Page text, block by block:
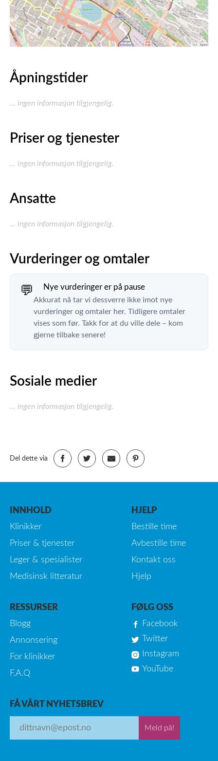
Åpningstider
... ingen informasjon tilgjengelig.
Priser og tjenester
... ingen informasjon tilgjengelig.
Ansatte
... ingen informasjon tilgjengelig.
Vurderinger og omtaler
💬 Nye vurderinger er på pause
Akkurat nå tar vi dessverre ikke imot nye
vurderinger og omtaler her. Tidligere omtaler
vises som før. Takk for at du ville dele – kom
gjerne tilbake senere!
Sosiale medier
... ingen informasjon tilgjengelig.
Del dette via
INNHOLD
Klinikker
Priser & tjenester
Leger & spesialister
Medisinsk litteratur
HJELP
Bestille time
Avbestille time
Kontakt oss
Hjelp
RESSURSER
Blogg
Annonsering
For klinikker
F.A.Q
FØLG OSS
Facebook
Twitter
Instagram
YouTube
FÅ VÅRT NYHETSBREV
Meld på!